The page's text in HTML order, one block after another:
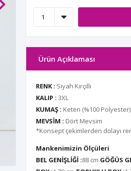
Ürün Açıklaması
RENK : Siyah Kırçıllı
KALIP : 3XL
KUMAŞ : Keten (%100 Polyester)
MEVSİM : Dört Mevsim
*Konsept çekimlerden dolayı
Mankenimizin Ölçüleri
BEL GENİŞLİĞİ :88 cm GÖĞÜS